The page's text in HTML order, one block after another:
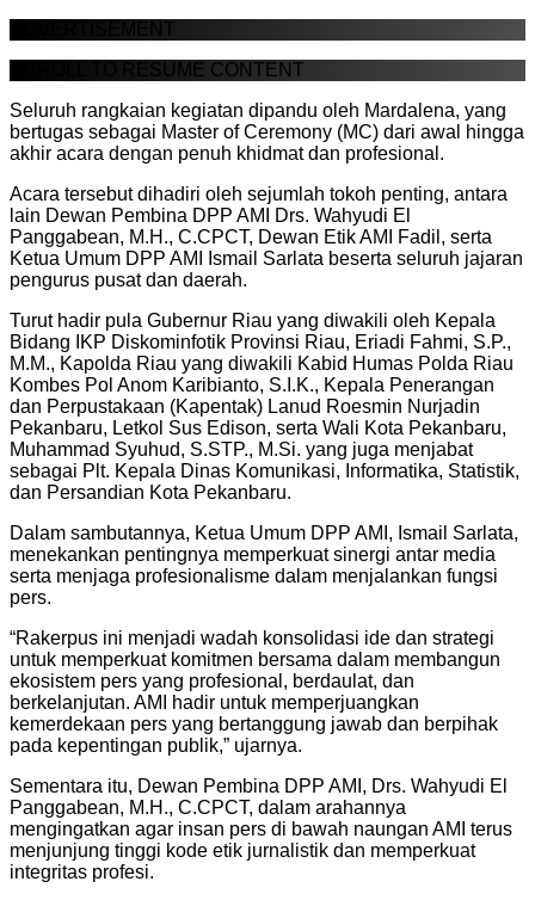
ADVERTISEMENT
SCROLL TO RESUME CONTENT
Seluruh rangkaian kegiatan dipandu oleh Mardalena, yang
bertugas sebagai Master of Ceremony (MC) dari awal hingga
akhir acara dengan penuh khidmat dan profesional.
Acara tersebut dihadiri oleh sejumlah tokoh penting, antara
lain Dewan Pembina DPP AMI Drs. Wahyudi El
Panggabean, M.H., C.CPCT, Dewan Etik AMI Fadil, serta
Ketua Umum DPP AMI Ismail Sarlata beserta seluruh jajaran
pengurus pusat dan daerah.
Turut hadir pula Gubernur Riau yang diwakili oleh Kepala
Bidang IKP Diskominfotik Provinsi Riau, Eriadi Fahmi, S.P.,
M.M., Kapolda Riau yang diwakili Kabid Humas Polda Riau
Kombes Pol Anom Karibianto, S.I.K., Kepala Penerangan
dan Perpustakaan (Kapentak) Lanud Roesmin Nurjadin
Pekanbaru, Letkol Sus Edison, serta Wali Kota Pekanbaru,
Muhammad Syuhud, S.STP., M.Si. yang juga menjabat
sebagai Plt. Kepala Dinas Komunikasi, Informatika, Statistik,
dan Persandian Kota Pekanbaru.
Dalam sambutannya, Ketua Umum DPP AMI, Ismail Sarlata,
menekankan pentingnya memperkuat sinergi antar media
serta menjaga profesionalisme dalam menjalankan fungsi
pers.
“Rakerpus ini menjadi wadah konsolidasi ide dan strategi
untuk memperkuat komitmen bersama dalam membangun
ekosistem pers yang profesional, berdaulat, dan
berkelanjutan. AMI hadir untuk memperjuangkan
kemerdekaan pers yang bertanggung jawab dan berpihak
pada kepentingan publik,” ujarnya.
Sementara itu, Dewan Pembina DPP AMI, Drs. Wahyudi El
Panggabean, M.H., C.CPCT, dalam arahannya
mengingatkan agar insan pers di bawah naungan AMI terus
menjunjung tinggi kode etik jurnalistik dan memperkuat
integritas profesi.